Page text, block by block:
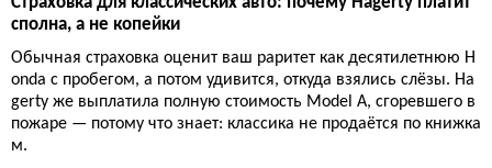
сполна, а не копейки
Обычная страховка оценит ваш раритет как десятилетнюю H
onda с пробегом, а потом удивится, откуда взялись слёзы. Ha
gerty же выплатила полную стоимость Model A, сгоревшего в
пожаре — потому что знает: классика не продаётся по книжка
м.